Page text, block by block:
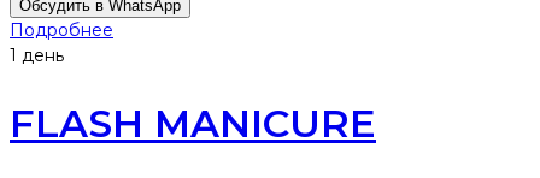
Обсудить в WhatsApp
Подробнее
1 день
FLASH MANICURE